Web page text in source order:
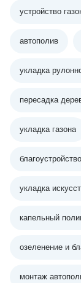
устройство
автополив
укладка
пересадка
укладка газона
укладка
капельный
озеленение и
монтаж